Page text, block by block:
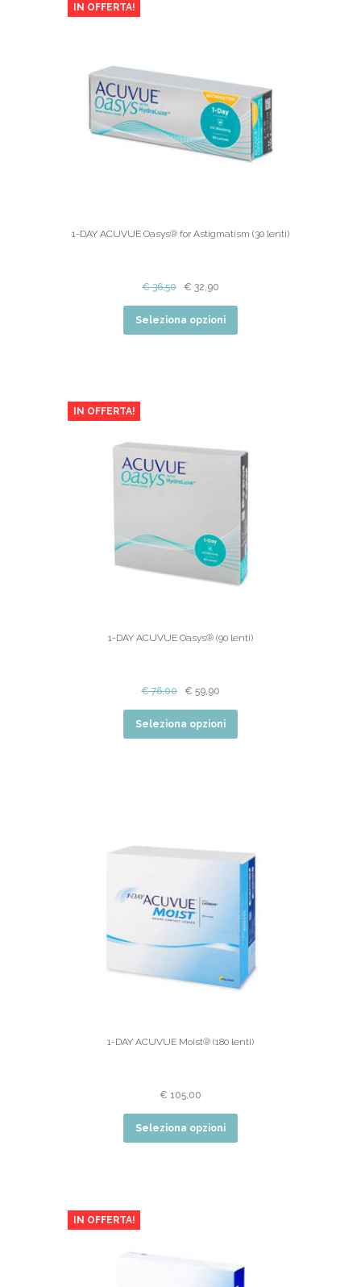
IN OFFERTA!
1-DAY ACUVUE Oasys® for Astigmatism (30 lenti)
€36,50 € 32,90
Seleziona opzioni
IN OFFERTA!
1-DAY ACUVUE Oasys® (90 lenti)
€76,00 € 59,90
Seleziona opzioni
1-DAY ACUVUE Moist® (180 lenti)
€ 105,00
Seleziona opzioni
IN OFFERTA!